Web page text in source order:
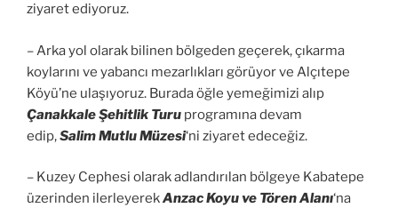
ziyaret ediyoruz.
– Arka yol olarak bilinen bölgeden geçerek, çıkarma
koylarını ve yabancı mezarlıkları görüyor ve Alçıtepe
Köyü’ne ulaşıyoruz. Burada öğle yemeğimizi alıp
Çanakkale Şehitlik Turu programına devam
edip,Salim Mutlu Müzesi‘ni ziyaret edeceğiz.
– Kuzey Cephesi olarak adlandırılan bölgeye Kabatepe
üzerinden ilerleyerekAnzac Koyu ve Tören Alanı‘na